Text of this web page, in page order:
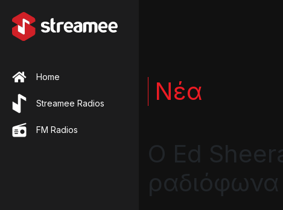
Home
Streamee Radios
FM Radios
Νέα
Ο Ed
ραδιόφωνα